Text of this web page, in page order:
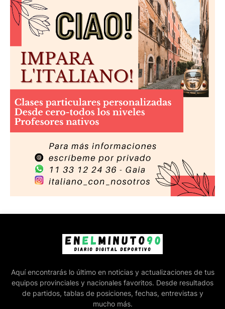
Aquí encontrarás lo último en noticias y actualizaciones de tus
equipos provinciales y nacionales favoritos. Desde resultados
de partidos, tablas de posiciones, fechas, entrevistas y
mucho más.